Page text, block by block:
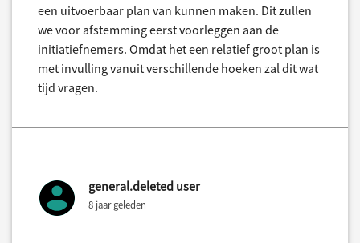
een uitvoerbaar plan van kunnen maken. Dit zullen
we voor afstemming eerst voorleggen aan de
initiatiefnemers. Omdat het een relatief groot plan is
met invulling vanuit verschillende hoeken zal dit wat
tijd vragen.
general.deleted user
8 jaar geleden